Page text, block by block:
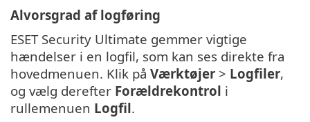
Alvorsgrad af logføring
ESET Security Ultimate gemmer vigtige
hændelser i en logfil, som kan ses direkte fra
hovedmenuen. Klik på Værktøjer > Logfiler,
og vælg derefter Forældrekontrol i
rullemenuen Logfil.